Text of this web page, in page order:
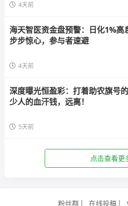
4天前
海天智医资金盘预警：日化1%高
步步惊心，参与者速避
4天前
深度曝光恒盈彩：打着助农旗号
少人的血汗钱，远离！
5天前
点击查看更
粉丝群 在线投稿